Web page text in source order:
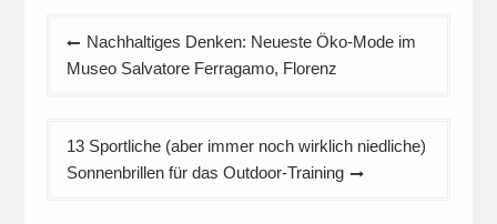
Beitrags-
Navigation
Nachhaltiges Denken: Neueste Öko-Mode im
Museo Salvatore Ferragamo, Florenz
13 Sportliche (aber immer noch wirklich niedliche)
Sonnenbrillen für das Outdoor-Training